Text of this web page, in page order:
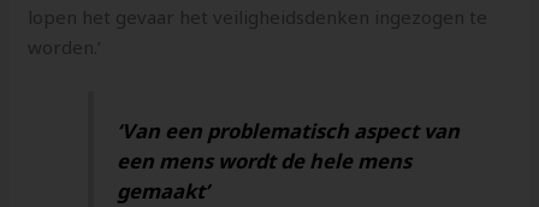
lopen het gevaar het veiligheidsdenken ingezogen te
worden.’
‘Van een problematisch aspect van
een mens wordt de hele mens
gemaakt’